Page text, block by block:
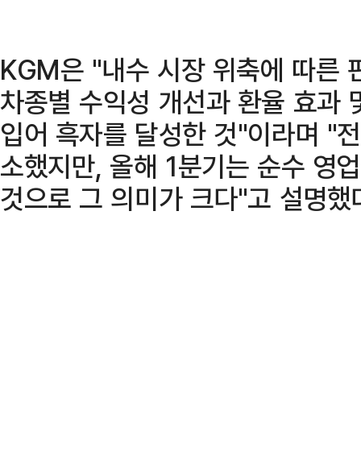
KGM은 "내수 시장 위축에 따른
차종별 수익성 개선과 환율 효과
입어 흑자를 달성한 것"이라며 "
소했지만, 올해 1분기는 순수 영
것으로 그 의미가 크다"고 설명했